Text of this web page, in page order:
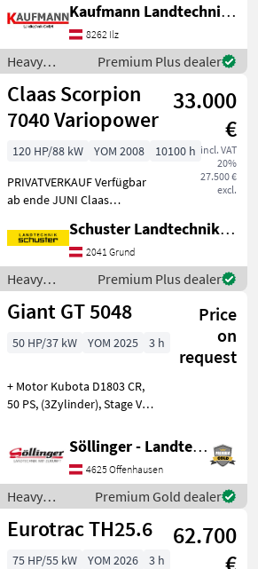
hydraulisch,
Teleskoparmführung
seitlich, Steckdose Front 4-
polig, Steckdose Heck 7-
polig, Druckl
Kaufmann Landtechnik GmbH
8262 Ilz
Heavy
equipment/
construction
machines /
Claas
Premium Plus dealer
Claas Scorpion
7040 Variopower
33.000
€
incl. VAT
20%
27.500 €
excl.
120 HP/88 kW YOM 2008
10100 h
PRIVATVERKAUF Verfügbar
ab ende JUNI Claas
40 Km/h, BJ 2008 mit ca
reviesierbar, Bereifung
Industrie Profil,
Schuster Landtechnik Grund
2041 Grund
Heavy
equipment/
construction
Claas
Premium Plus dealer
Giant GT 5048
Price
on
request
50 HP/37 kW YOM 2025 3 h
+ Motor Kubota D1803 CR,
50 PS, (3Zylinder), Stage V +
für Beleuchtung
Heckanbaugeräte +
Heckgewicht 180 kg +
Anhängekupplung + Bereifu
Söllinger - Landtechnik GmbH
4625 Offenhausen
Heavy
equipment/
construction
Premium Gold dealer
Eurotrac TH25.6
62.700
75 HP/55 kW YOM 2026 3 h